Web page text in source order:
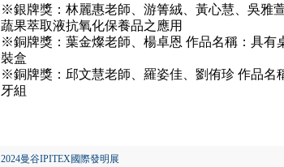
※銀牌獎：林麗惠老師、游箐絨、黃心慧、吳雅
蔬果萃取液抗氧化保養品之應用
※銅牌獎：葉金燦老師、楊卓恩 作品名稱：具有
裝盒
※銅牌獎：邱文慧老師、羅姿佳、劉侑珍 作品名
牙組
2024曼谷IPITEX國際發明展